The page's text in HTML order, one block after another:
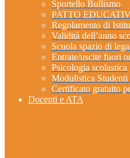
Sportello Bullismo
PATTO
Regolamento di
Validità dell’anno
Scuola spazio di
Entrate/uscite fuori
Psicologia scolastica
Modulistica Studenti
Certificato gratuito
Docenti e ATA